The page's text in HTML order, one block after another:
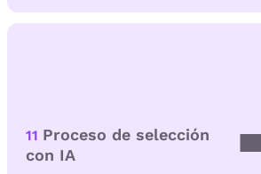
11 Proceso de selección
con IA